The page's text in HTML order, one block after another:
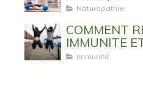
Naturopathie
COMMENT
IMMUNITE
DES VIRUS
immunité